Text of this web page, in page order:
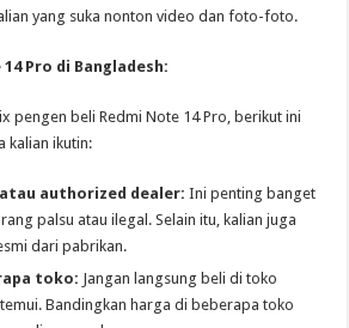
yang suka nonton video dan foto-foto.
Pro di Bangladesh:
pengen beli Redmi Note 14 Pro, berikut ini
kalian ikutin:
authorized dealer: Ini penting banget
palsu atau ilegal. Selain itu, kalian juga
dari pabrikan.
toko: Jangan langsung beli di toko
Bandingkan harga di beberapa toko